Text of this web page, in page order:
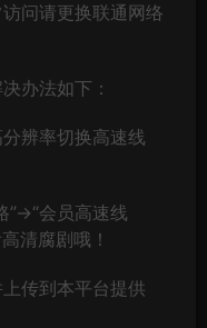
问请更换联通网络
办法如下：
辨率切换高速线
”→“会员高速线
清腐剧哦！
传到本平台提供